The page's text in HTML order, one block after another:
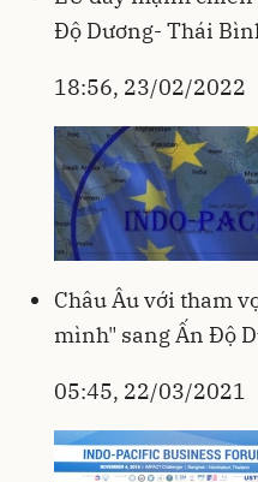
Độ Dương- Thái
18:56, 23/02/2022
Châu Âu với tham
mình" sang Ấn Độ
05:45, 22/03/2021